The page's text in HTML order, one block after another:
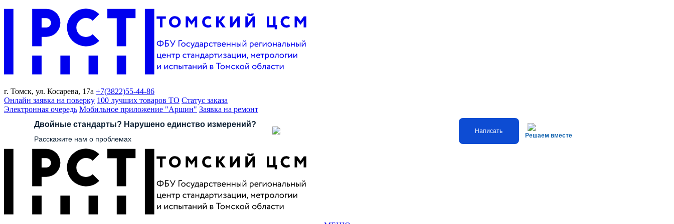
г. Томск, ул. Косарева, 17а +7(3822)55-44-86
Онлайн заявка на поверку 100 лучших товаров ТО Статус заказа
Электронная очередь Мобильное приложение "Аршин" Заявка на ремонт
Двойные стандарты? Нарушено единство измерений?
Расскажите нам о проблемах
Написать
Решаем вместе